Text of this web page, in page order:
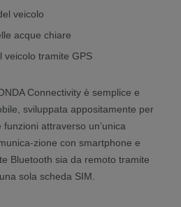
veicolo
acque chiare
veicolo tramite GPS
Connectivity è semplice e
sviluppata appositamente per
attraverso un’unica
zione con smartphone e
Bluetooth sia da remoto tramite
sola scheda SIM.